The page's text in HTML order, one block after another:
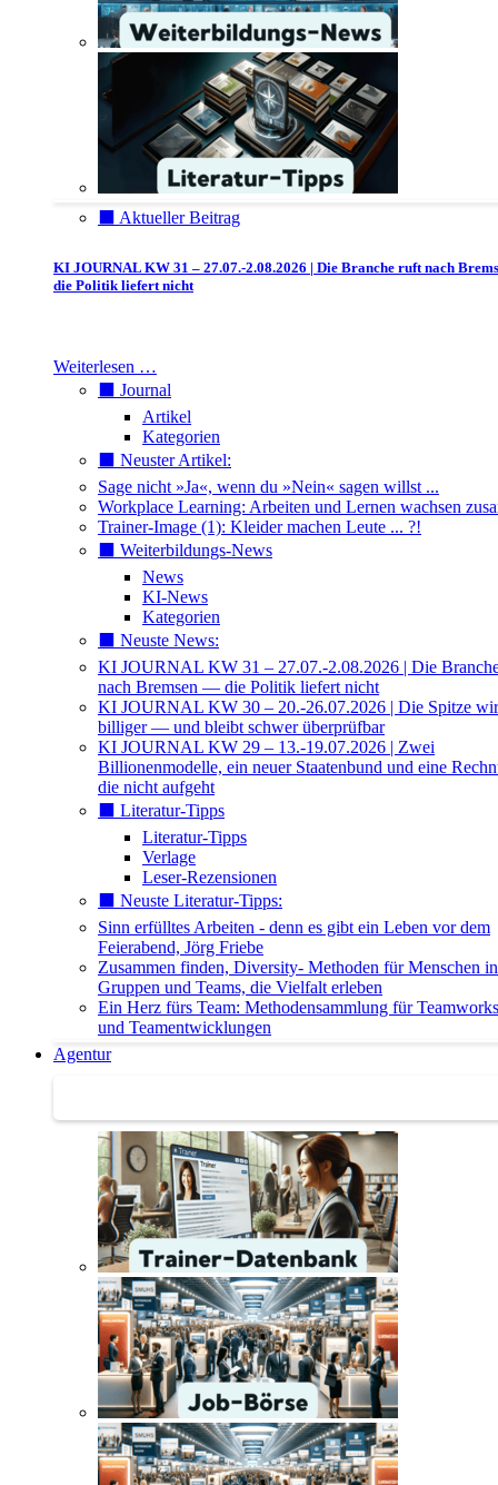
⬛️ Aktueller Beitrag
KI JOURNAL KW 31 – 27.07.-2.08.2026 | Die Branche ruft nach
die Politik liefert nicht
Weiterlesen …
⬛️ Journal
Artikel
Kategorien
⬛️ Neuster Artikel:
Sage nicht »Ja«, wenn du »Nein« sagen willst ...
Workplace Learning: Arbeiten und Lernen wachsen
Trainer-Image (1): Kleider machen Leute ... ?!
⬛️ Weiterbildungs-News
News
KI-News
Kategorien
⬛️ Neuste News:
KI JOURNAL KW 31 – 27.07.-2.08.2026 | Die
nach Bremsen — die Politik liefert nicht
KI JOURNAL KW 30 – 20.-26.07.2026 | Die Spitze
billiger — und bleibt schwer überprüfbar
KI JOURNAL KW 29 – 13.-19.07.2026 | Zwei
Billionenmodelle, ein neuer Staatenbund und eine
die nicht aufgeht
⬛️ Literatur-Tipps
Literatur-Tipps
Verlage
Leser-Rezensionen
⬛️ Neuste Literatur-Tipps:
Sinn erfülltes Arbeiten - denn es gibt ein Leben vor dem
Feierabend, Jörg Friebe
Zusammen finden, Diversity- Methoden für Menschen in
Gruppen und Teams, die Vielfalt erleben
Ein Herz fürs Team: Methodensammlung für
und Teamentwicklungen
Agentur